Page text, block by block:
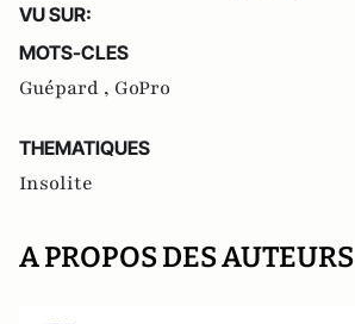
VU SUR:
MOTS-CLES
Guépard , GoPro
THEMATIQUES
Insolite
A PROPOS DES AUTEURS